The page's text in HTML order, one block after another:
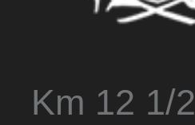
Km 12 1/2